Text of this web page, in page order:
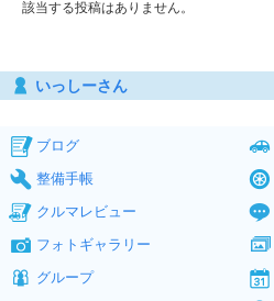
該当する投稿はありません。
いっしーさん
ブログ
整備手帳
クルマレビュー
フォトギャラリー
グループ